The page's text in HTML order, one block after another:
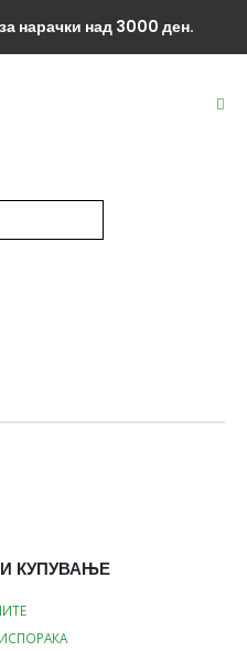
нарачки над 3000 ден.
КУПУВАЊЕ